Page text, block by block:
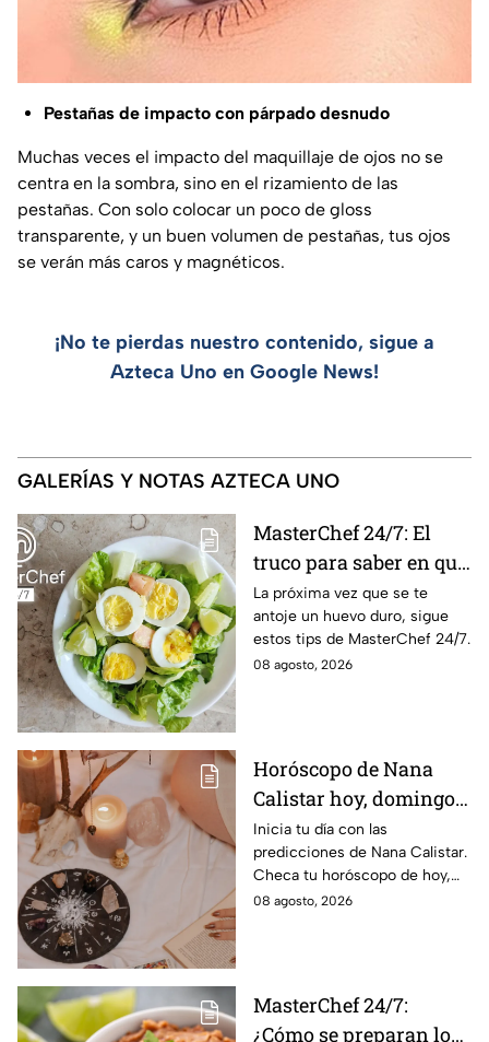
Pestañas de impacto con párpado desnudo
Muchas veces el impacto del maquillaje de ojos no se
centra en la sombra, sino en el rizamiento de las
pestañas. Con solo colocar un poco de gloss
transparente, y un buen volumen de pestañas, tus ojos
se verán más caros y magnéticos.
¡No te pierdas nuestro contenido, sigue a
Azteca Uno en Google News!
GALERÍAS Y NOTAS AZTECA UNO
MasterChef 24/7: El
truco para saber en qué
momento está listo un
huevo cocido
La próxima vez que se te
antoje un huevo duro, sigue
estos tips de MasterChef 24/7.
08 agosto, 2026
Horóscopo de Nana
Calistar hoy, domingo 9
de agosto: estos signos
tendrán ingresos extra
Inicia tu día con las
predicciones de Nana Calistar.
Checa tu horóscopo de hoy,
domingo 9 de agosto, y
08 agosto, 2026
MasterChef 24/7:
¿Cómo se preparan los